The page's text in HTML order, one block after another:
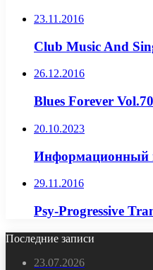
23.11.2016
Club Music And
26.12.2016
Blues Forever
20.10.2023
Информационный
29.11.2016
Psy-Progressive
Последние записи
23.07.2026